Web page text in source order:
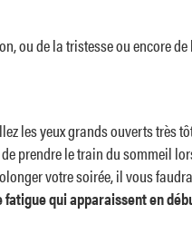
ou de la tristesse ou encore
les yeux grands ouverts
prendre le train du
votre soirée, il vous
fatigue qui apparaissent en